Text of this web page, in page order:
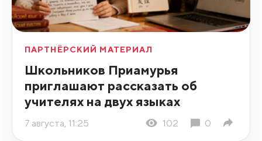
ПАРТНЁРСКИЙ МАТЕРИАЛ
Школьников Приамурья
приглашают рассказать об
учителях на двух языках
7 августа, 11:25 102 0